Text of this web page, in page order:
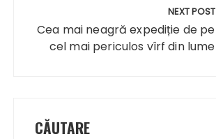
NEXT POST
Cea mai neagră expediție de pe
cel mai periculos vîrf din lume
CĂUTARE